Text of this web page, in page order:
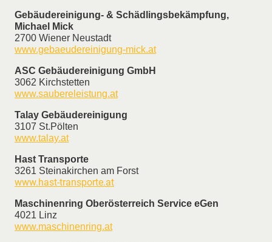
Gebäudereinigung- & Schädlingsbekämpfung,
Michael Mick
2700 Wiener Neustadt
www.gebaeudereinigung-mick.at
ASC Gebäudereinigung GmbH
3062 Kirchstetten
www.saubereleistung.at
Talay Gebäudereinigung
3107 St.Pölten
www.talay.at
Hast Transporte
3261 Steinakirchen am Forst
www.hast-transporte.at
Maschinenring Oberösterreich Service eGen
4021 Linz
www.maschinenring.at